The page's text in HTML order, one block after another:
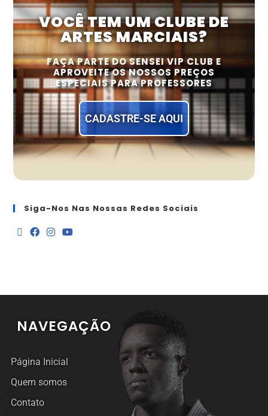
VOCÊ TEM UM CLUBE DE
ARTES MARCIAIS?
FAÇA PARTE DO SENSEI VIP CLUB E
APROVEITE OS NOSSOS PREÇOS
ESPECIAIS PARA PROFESSORES
CADASTRE-SE AQUI
Siga-Nos Nas Nossas Redes Sociais
NAVEGAÇÃO
Página Inicial
Quem somos
Contato